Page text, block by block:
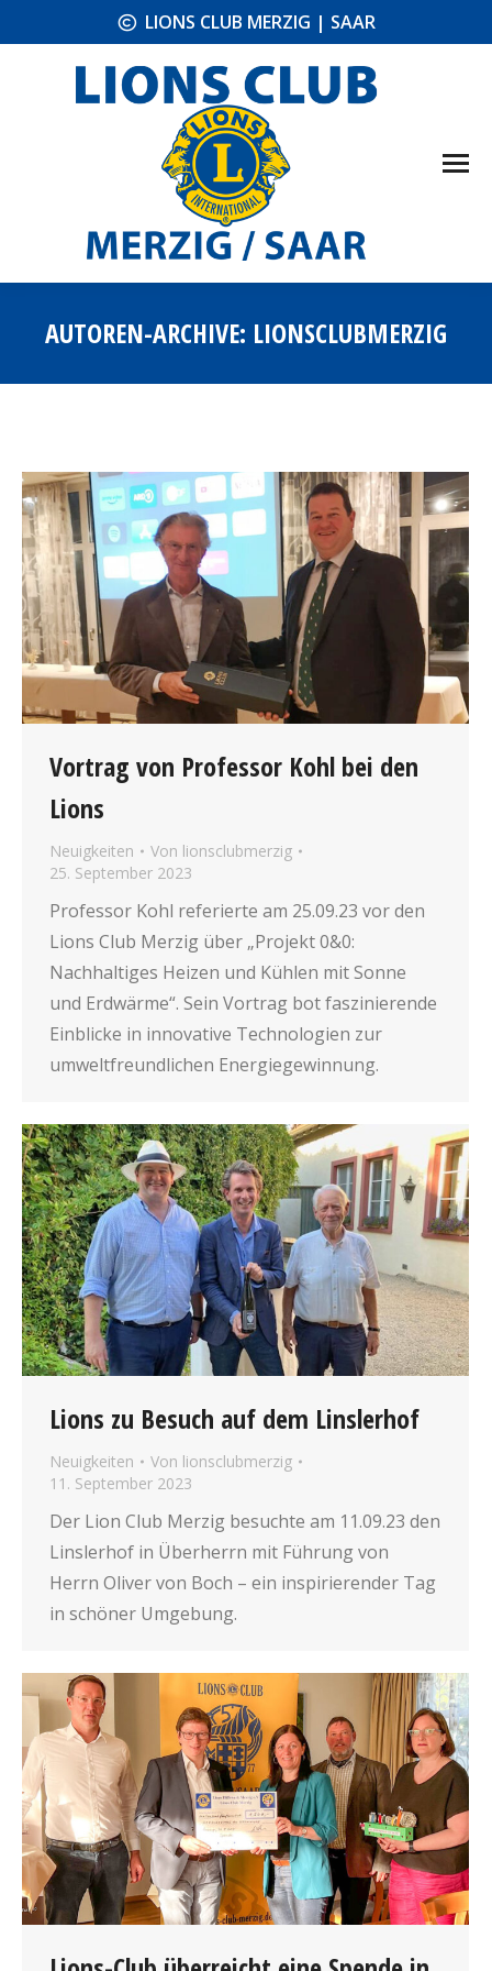
LIONS CLUB MERZIG | SAAR
AUTOREN-ARCHIVE: LIONSCLUBMERZIG
Vortrag von Professor Kohl bei den
Lions
Neuigkeiten Von lionsclubmerzig
25. September 2023
Professor Kohl referierte am 25.09.23 vor den
Lions Club Merzig über „Projekt 0&0:
Nachhaltiges Heizen und Kühlen mit Sonne
und Erdwärme“. Sein Vortrag bot faszinierende
Einblicke in innovative Technologien zur
umweltfreundlichen Energiegewinnung.
Lions zu Besuch auf dem Linslerhof
Neuigkeiten Von lionsclubmerzig
11. September 2023
Der Lion Club Merzig besuchte am 11.09.23 den
Linslerhof in Überherrn mit Führung von
Herrn Oliver von Boch – ein inspirierender Tag
in schöner Umgebung.